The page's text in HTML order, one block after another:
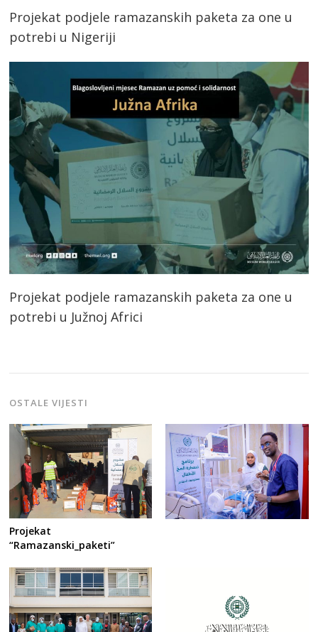
Projekat podjele ramazanskih paketa za one u
potrebi u Nigeriji
Projekat podjele ramazanskih paketa za one u
potrebi u Južnoj Africi
OSTALE VIJESTI
Projekat
“Ramazanski_paketi”